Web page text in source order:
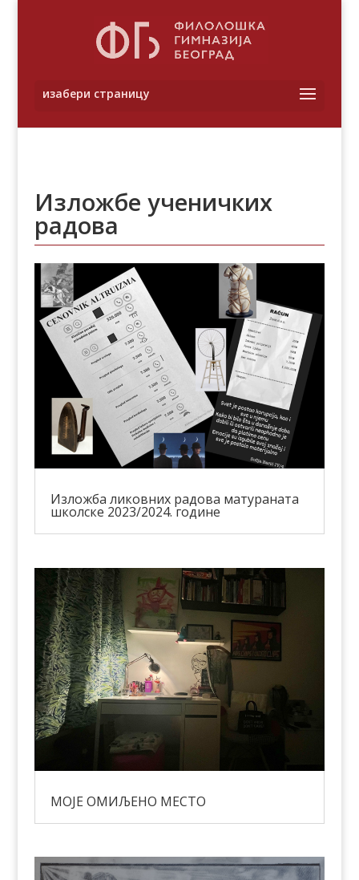
Изложбе ученичких
радова
Изложба ликовних радова матураната
школске 2023/2024. године
МОЈЕ ОМИЉЕНО МЕСТО